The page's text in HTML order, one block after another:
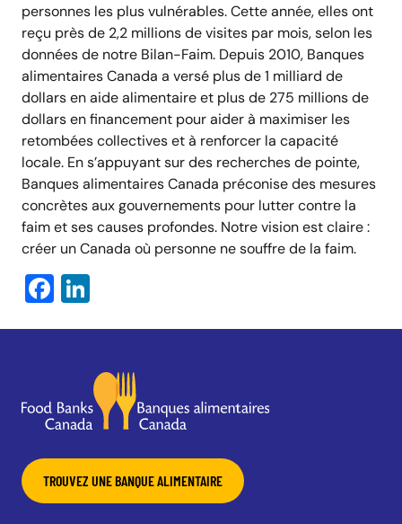
personnes les plus vulnérables. Cette année, elles ont
reçu près de 2,2 millions de visites par mois, selon les
données de notre Bilan-Faim. Depuis 2010, Banques
alimentaires Canada a versé plus de 1 milliard de
dollars en aide alimentaire et plus de 275 millions de
dollars en financement pour aider à maximiser les
retombées collectives et à renforcer la capacité
locale. En s’appuyant sur des recherches de pointe,
Banques alimentaires Canada préconise des mesures
concrètes aux gouvernements pour lutter contre la
faim et ses causes profondes. Notre vision est claire :
créer un Canada où personne ne souffre de la faim.
Facebook
TROUVEZ UNE BANQUE ALIMENTAIRE